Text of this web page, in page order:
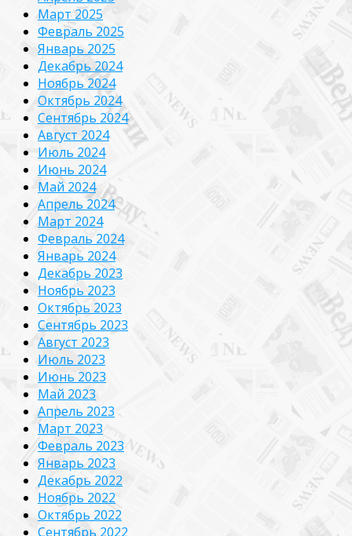
Март 2025
Февраль 2025
Январь 2025
Декабрь 2024
Ноябрь 2024
Октябрь 2024
Сентябрь 2024
Август 2024
Июль 2024
Июнь 2024
Май 2024
Апрель 2024
Март 2024
Февраль 2024
Январь 2024
Декабрь 2023
Ноябрь 2023
Октябрь 2023
Сентябрь 2023
Август 2023
Июль 2023
Июнь 2023
Май 2023
Апрель 2023
Март 2023
Февраль 2023
Январь 2023
Декабрь 2022
Ноябрь 2022
Октябрь 2022
Сентябрь 2022